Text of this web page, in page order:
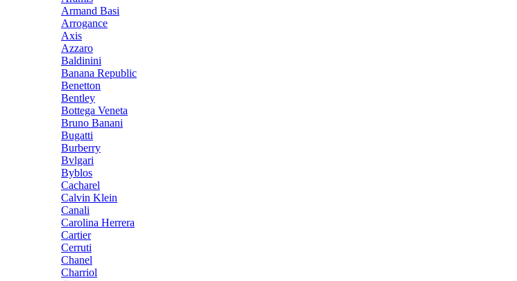
Armand Basi
Arrogance
Axis
Azzaro
Baldinini
Banana Republic
Benetton
Bentley
Bottega Veneta
Bruno Banani
Bugatti
Burberry
Bvlgari
Byblos
Cacharel
Calvin Klein
Canali
Carolina Herrera
Cartier
Cerruti
Chanel
Charriol